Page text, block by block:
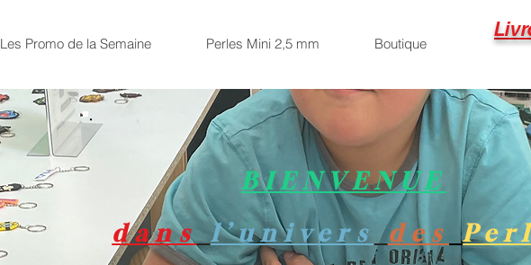
Les Promo de la Semaine Perles Mini 2,5 mm Boutique
BIENVENUE
dans
l’univers des